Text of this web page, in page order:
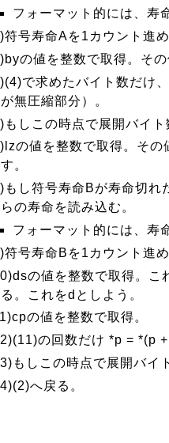
フォーマット的には、寿
符号寿命Aを1カウント進
の値を整数で取得。その
で求めたバイト数だけ
無圧縮部分）。
もしこの時点で展開バイト
の値を整数で取得。その
。
もし符号寿命Bが寿命切れ
の寿命を読み込む。
フォーマット的には、寿
符号寿命Bを1カウント進
の値を整数で取得。こ
。これをdとしよう。
の値を整数で取得。
の回数だけ *p = *(p
もしこの時点で展開バイ
へ戻る。